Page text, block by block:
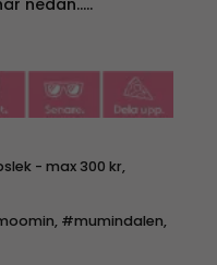
nedan…..
- max 300 kr,
, #mumindalen,